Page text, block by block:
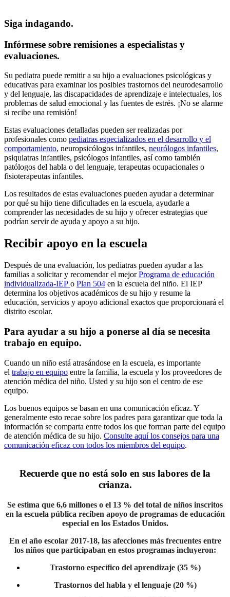
Siga indagando.
Infórmese sobre remisiones a especialistas y
evaluaciones.
Su pediatra puede remitir a su hijo a evaluaciones psicológicas y
educativas para examinar los posibles trastornos del neurodesarrollo
y del lenguaje, las discapacidades de aprendizaje e intelectuales, los
problemas de salud emocional y las fuentes de estrés. ¡No se alarme
si recibe una remisión!
Estas evaluaciones detalladas pueden ser realizadas por
profesionales como pediatras especializados en el desarrollo y el
comportamiento, neuropsicólogos infantiles, neurólogos infantiles,
psiquiatras infantiles, psicólogos infantiles, así como también
patólogos del habla o del lenguaje, terapeutas ocupacionales o
fisioterapeutas infantiles.
Los resultados de estas evaluaciones pueden ayudar a determinar
por qué su hijo tiene dificultades en la escuela, ayudarle a
comprender las necesidades de su hijo y ofrecer estrategias que
podrían servir de ayuda y apoyo a su hijo.
Recibir apoyo en la escuela
Después de una evaluación, los pediatras pueden ayudar a las
familias a solicitar y recomendar el mejorPrograma de educación
individualizada-IEP o Plan 504 en la escuela del niño. El IEP
determina los objetivos académicos de su hijo y resume la
educación, servicios y apoyo adicional exactos que proporcionará el
distrito escolar.
Para ayudar a su hijo a ponerse al día se necesita
trabajo en equipo.
Cuando un niño está atrasándose en la escuela, es importante
el trabajo en equipo entre la familia, la escuela y los proveedores de
atención médica del niño. Usted y su hijo son el centro de ese
equipo.
Los buenos equipos se basan en una comunicación eficaz. Y
generalmente esto recae sobre los padres para garantizar que toda la
información se comparta entre todos los que forman parte del equipo
de atención médica de su hijo. Consulte aquí los consejos para una
comunicación eficaz con todos los miembros del equipo.
Recuerde que no está solo en sus labores de la
crianza.
Se estima que 6,6 millones o el 13 % del total de niños inscritos
en la escuela pública reciben apoyo de programas de educación
especial en los Estados Unidos.
En el año escolar 2017-18, las afecciones más frecuentes entre
los niños que participaban en estos programas incluyeron:
Trastorno específico del aprendizaje (35 %)
Trastornos del habla y el lenguaje (20 %)